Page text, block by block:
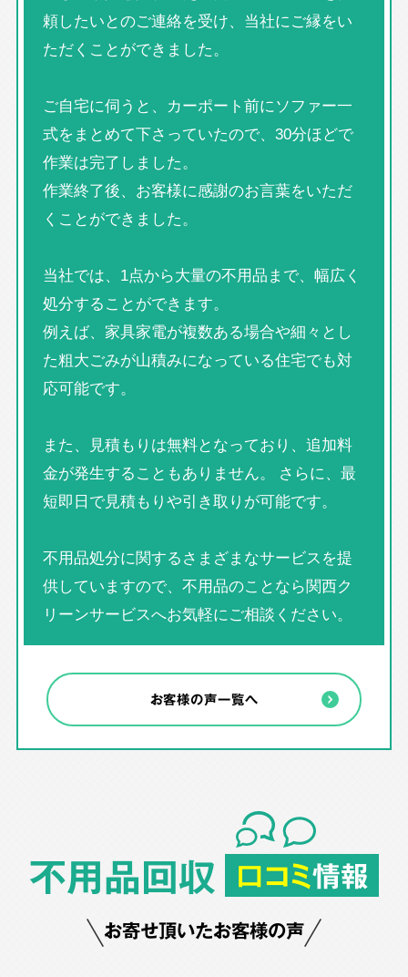
頼したいとのご連絡を受け、当社にご縁をい
ただくことができました。
ご自宅に伺うと、カーポート前にソファー一
式をまとめて下さっていたので、30分ほどで
作業は完了しました。
作業終了後、お客様に感謝のお言葉をいただ
くことができました。
当社では、1点から大量の不用品まで、幅広く
処分することができます。
例えば、家具家電が複数ある場合や細々とし
た粗大ごみが山積みになっている住宅でも対
応可能です。
また、見積もりは無料となっており、追加料
金が発生することもありません。 さらに、最
短即日で見積もりや引き取りが可能です。
不用品処分に関するさまざまなサービスを提
供していますので、不用品のことなら関西ク
リーンサービスへお気軽にご相談ください。
お客様の声一覧へ
不用品回収 口コミ情報
お寄せ頂いたお客様の声